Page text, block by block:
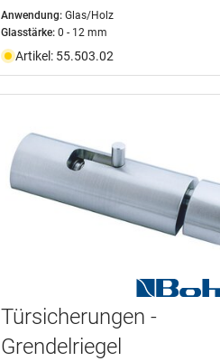
Anwendung: Glas/Holz
Glasstärke: 0 - 12 mm
Artikel: 55.503.02
Türsicherungen -
Grendelriegel